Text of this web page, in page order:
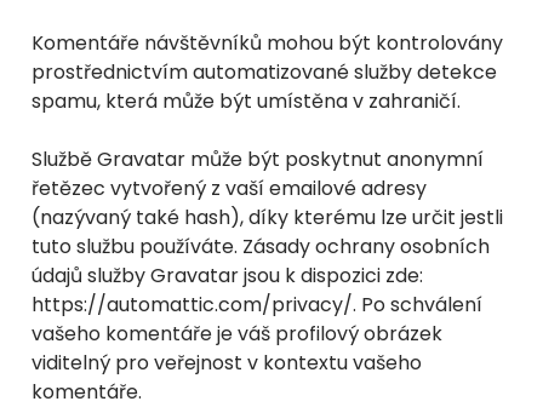
Komentáře návštěvníků mohou být kontrolovány
prostřednictvím automatizované služby detekce
spamu, která může být umístěna v zahraničí.
Službě Gravatar může být poskytnut anonymní
řetězec vytvořený z vaší emailové adresy
(nazývaný také hash), díky kterému lze určit jestli
tuto službu používáte. Zásady ochrany osobních
údajů služby Gravatar jsou k dispozici zde:
https://automattic.com/privacy/. Po schválení
vašeho komentáře je váš profilový obrázek
viditelný pro veřejnost v kontextu vašeho
komentáře.